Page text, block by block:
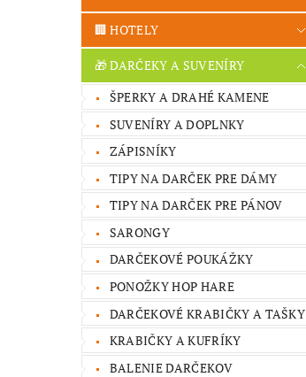
🏢 HOTELY
🎁 DARČEKY A SUVENÍRY
ŠPERKY A DRAHÉ KAMENE
SUVENÍRY A DOPLNKY
ZÁPISNÍKY
TIPY NA DARČEK PRE DÁMY
TIPY NA DARČEK PRE PÁNOV
SARONGY
DARČEKOVÉ POUKÁŽKY
PONOŽKY HOP HARE
DARČEKOVÉ KRABIČKY A TAŠKY
KRABIČKY A KUFRÍKY
BALENIE DARČEKOV